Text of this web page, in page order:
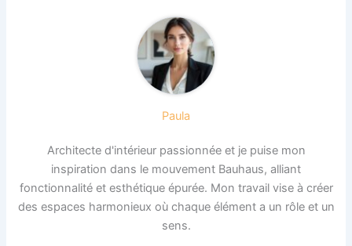
Paula
Architecte d'intérieur passionnée et je puise mon
inspiration dans le mouvement Bauhaus, alliant
fonctionnalité et esthétique épurée. Mon travail vise à créer
des espaces harmonieux où chaque élément a un rôle et un
sens.